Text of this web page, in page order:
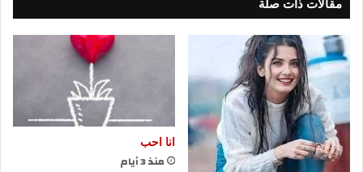
مقالات ذات صلة
انا احب
منذ 3 أيام